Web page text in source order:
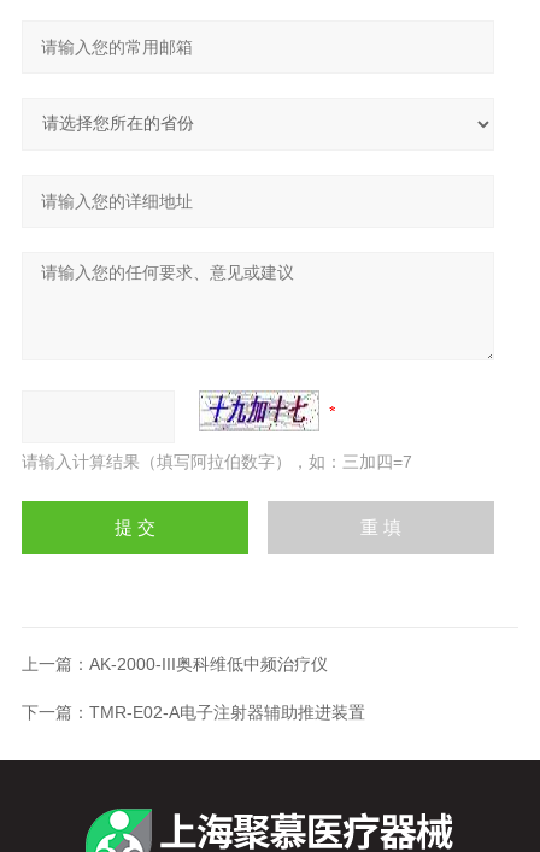
请输入计算结果（填写阿拉伯数字），如：三加四=7
上一篇： AK-2000-III奥科维低中频治疗仪
下一篇： TMR-E02-A电子注射器辅助推进装置